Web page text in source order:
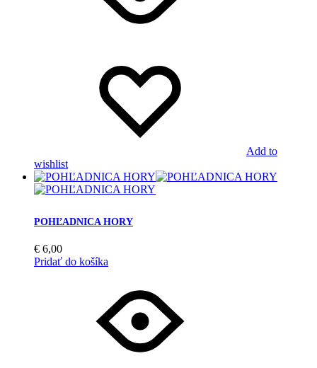
Add to
wishlist
POHĽADNICA HORY
€ 6,00
Pridať do košíka